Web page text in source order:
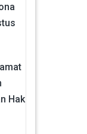
Hak